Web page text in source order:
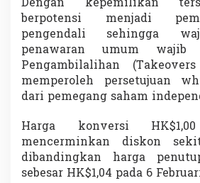
i
a
s
a
berpotensi menjadi
pengendali sehingga
penawaran umum wajib
Pengambilalihan
memperoleh persetujuan
dari pemegang saham
Harga konversi
mencerminkan diskon
dibandingkan harga
sebesar HK$1,04 pada 6